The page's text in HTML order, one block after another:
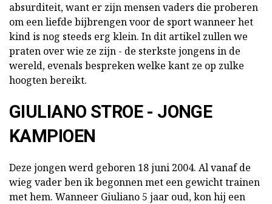
absurditeit, want er zijn mensen vaders die proberen
om een liefde bijbrengen voor de sport wanneer het
kind is nog steeds erg klein. In dit artikel zullen we
praten over wie ze zijn - de sterkste jongens in de
wereld, evenals bespreken welke kant ze op zulke
hoogten bereikt.
GIULIANO STROE - JONGE
KAMPIOEN
Deze jongen werd geboren 18 juni 2004. Al vanaf de
wieg vader ben ik begonnen met een gewicht trainen
met hem. Wanneer Giuliano 5 jaar oud, kon hij een